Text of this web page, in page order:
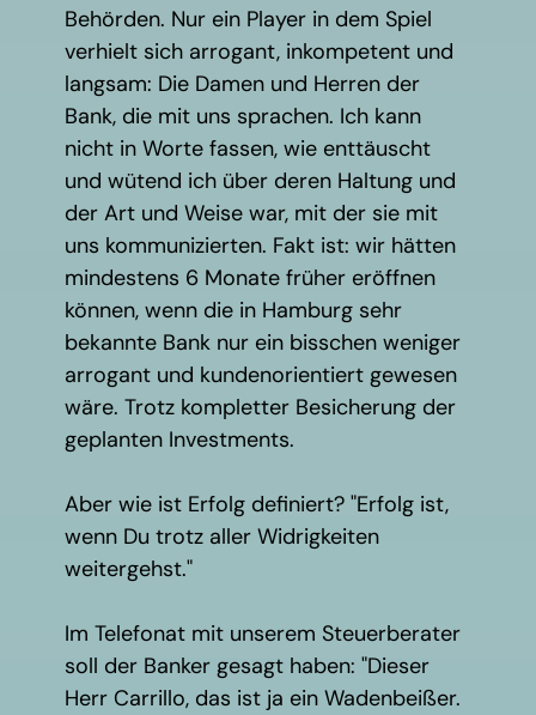
Behörden. Nur ein Player in dem Spiel
verhielt sich arrogant, inkompetent und
langsam: Die Damen und Herren der
Bank, die mit uns sprachen. Ich kann
nicht in Worte fassen, wie enttäuscht
und wütend ich über deren Haltung und
der Art und Weise war, mit der sie mit
uns kommunizierten. Fakt ist: wir hätten
mindestens 6 Monate früher eröffnen
können, wenn die in Hamburg sehr
bekannte Bank nur ein bisschen weniger
arrogant und kundenorientiert gewesen
wäre. Trotz kompletter Besicherung der
geplanten Investments.
Aber wie ist Erfolg definiert? "Erfolg ist,
wenn Du trotz aller Widrigkeiten
weitergehst."
Im Telefonat mit unserem Steuerberater
soll der Banker gesagt haben: "Dieser
Herr Carrillo, das ist ja ein Wadenbeißer.